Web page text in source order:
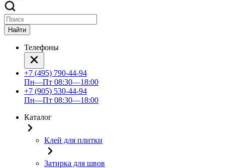
Найти
Телефоны
+7 (495) 790-44-94
Пн—Пт 08:30—18:00
+7 (905) 530-44-94
Пн—Пт 08:30—18:00
Каталог
Клей для плитки
Затирка для швов